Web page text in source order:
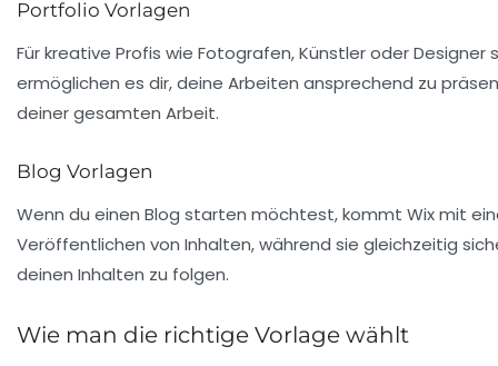
Portfolio Vorlagen
Für kreative Profis wie Fotografen, Künstler oder
ermöglichen es dir, deine Arbeiten ansprechend zu
deiner gesamten Arbeit.
Blog Vorlagen
Wenn du einen Blog starten möchtest, kommt Wix mit
Veröffentlichen von Inhalten, während sie gleichzeitig
deinen Inhalten zu folgen.
Wie man die richtige Vorlage wählt